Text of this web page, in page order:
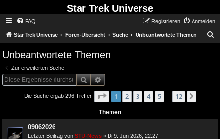
Star Trek Universe
FAQ Anmelden
Registrieren
Star Trek Universe Foren-Übersicht Suche Unbeantwortete Themen
Unbeantwortete Themen
Zur erweiterten Suche
SucheErweiterte Suche
Die Suche ergab 296 Treffer Seite 1 von 12
1 2 3 4 5 12
Themen
09062026
Letzter Beitrag von STU-News « Di 9. Jun 2026, 22:27